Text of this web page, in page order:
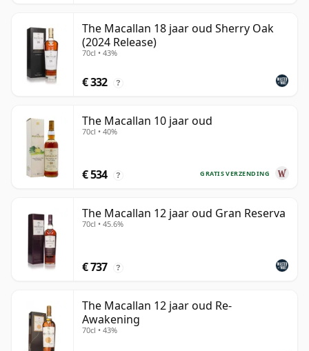
The Macallan 18 jaar oud Sherry Oak
(2024 Release)
70cl • 43%
€ 332 ?
The Macallan 10 jaar oud
70cl • 40%
GRATIS VERZENDING
€ 534 ?
The Macallan 12 jaar oud Gran Reserva
70cl • 45.6%
€ 737 ?
The Macallan 12 jaar oud Re-
Awakening
70cl • 43%